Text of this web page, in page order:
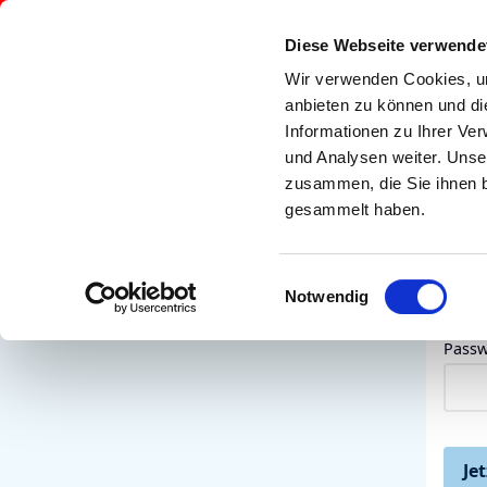
Diese Webseite
Wir verwenden Cookies,
anbieten zu können und
Informationen zu Ihrer
und Analysen weiter.
zusammen, die Sie ihnen
gesammelt haben.
Einwilligungsauswahl
Notwendig